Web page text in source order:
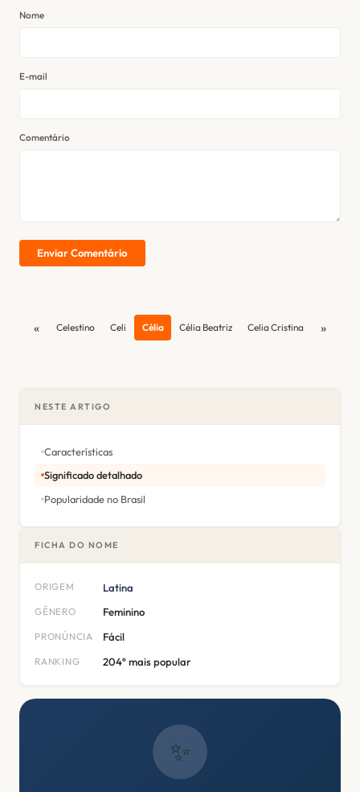
Nome
E-mail
Comentário
Enviar Comentário
« Celestino Celi Célia Célia Beatriz Celia Cristina »
NESTE ARTIGO
Características
Significado detalhado
Popularidade no Brasil
FICHA DO NOME
ORIGEM Latina
GÊNERO Feminino
PRONÚNCIA Fácil
RANKING 204º mais popular
✨